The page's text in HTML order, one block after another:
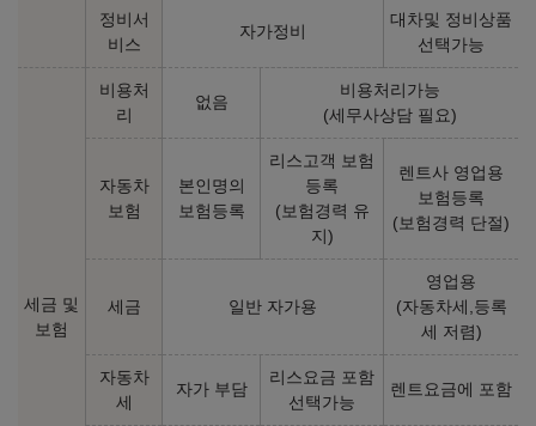
정비서
비스
자가정비
대차및 정비상품
선택가능
세금 및
보험
비용처
리
없음
비용처리가능
(세무사상담 필요)
자동차
보험
본인명의
보험등록
리스고객 보험
등록
(보험경력 유
지)
렌트사 영업용
보험등록
(보험경력 단절)
세금 일반 자가용
영업용
(자동차세,등록
세 저렴)
자동차
세
자가 부담
리스요금 포함
선택가능
렌트요금에 포함
른발 장애
㎞/ℓ
LPG 7.8
41,200,000
익스클루시브 플러스 오른발
42,400,000원
익스클루시브 플러스 양발
장애
LPG 7.8㎞/ℓ
41,000,000원
41,300,000원
2026년형 가솔린 2.5 2WD (개소세 5% 기준)